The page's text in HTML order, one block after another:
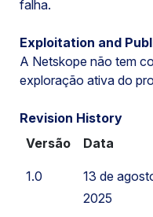
falha.
Exploitation and
A Netskope não tem
exploração ativa do
Revision History
Versão
Data
1.0
13 de
2025